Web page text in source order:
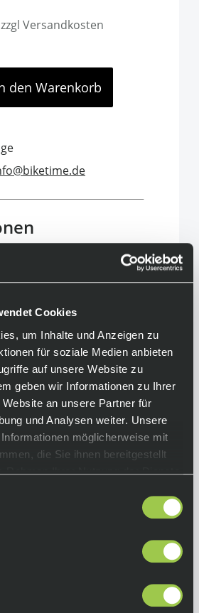
Cookies
um Inhalte und Anzeigen zu
für soziale Medien anbieten
auf unsere Website zu
geben wir Informationen zu Ihrer
an unsere Partner für
und Analysen weiter. Unsere
möglicherweise mit
die Sie ihnen bereitgestellt
Rahmen Ihrer Nutzung der Dienste
Versandkosten
den Warenkorb
Kappe bietet perfekte
deinen Kopf angenehm
Verschluss kannst du
deinen Look im
– bereit für jeden
und hochwertige
und Funktion
Eigenschaften
vorn in der Mitte